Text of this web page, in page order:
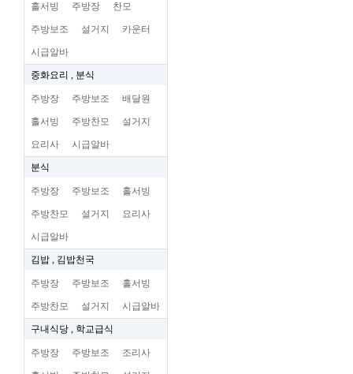
홀서빙 주방장 찬모
주방보조 설거지 카운터
시급알바
중화요리 , 분식
주방장 주방보조 배달원
홀서빙 주방찬모 설거지
요리사 시급알바
분식
주방장 주방보조 홀서빙
주방찬모 설거지 요리사
시급알바
김밥 , 김밥천국
주방장 주방보조 홀서빙
주방찬모 설거지 시급알바
구내식당 , 학교급식
주방장 주방보조 조리사